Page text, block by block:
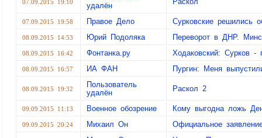
07.09.2015 19:10
удалён
07.09.2015 19:58 Правое Дело Сурковские решились
08.09.2015 14:53 Юрий Подоляка Переворот в ДНР.
08.09.2015 16:42 Фонтанка.ру Ходаковский: Сурков -
08.09.2015 16:57 ИА ФАН Пургин: Меня
08.09.2015 19:32
Пользователь
удалён
Раскол 2
09.09.2015 11:13 Военное обозрение Кому выгодна ложь
09.09.2015 20:24 Михаил Он Официальное